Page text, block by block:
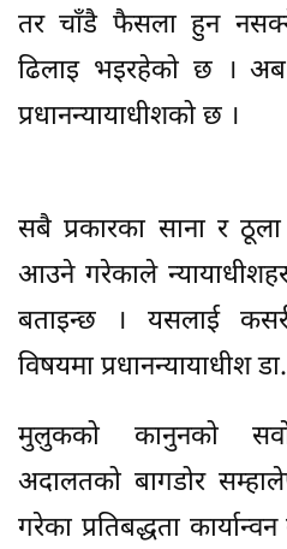
तर चाँडै फैसला हुन
ढिलाइ भइरहेको छ । अब
प्रधानन्यायाधीशको छ ।
सबै प्रकारका साना र ठूला
आउने गरेकाले
बताइन्छ । यसलाई
विषयमा प्रधानन्यायाधीश
मुलुकको कानुनको
अदालतको बागडोर
गरेका प्रतिबद्धता